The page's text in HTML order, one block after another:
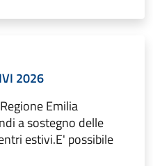
2026
Emilia
a sostegno delle
estivi.E' possibile